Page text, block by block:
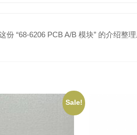
份 “68-6206 PCB A/B 模块” 的介绍
Sale!